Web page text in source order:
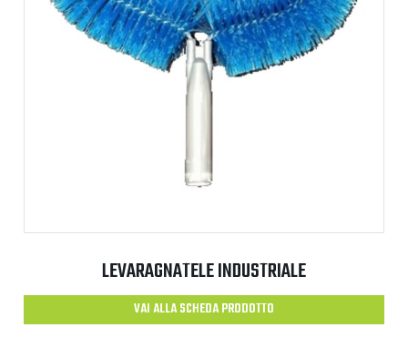
LEVARAGNATELE INDUSTRIALE
VAI ALLA SCHEDA PRODOTTO